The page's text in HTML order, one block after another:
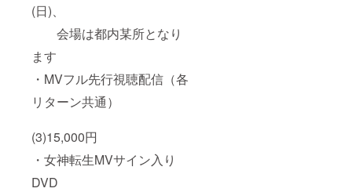
(日)、
会場は都内某所となり
ます
・MVフル先行視聴配信（各
リターン共通）
(3)15,000円
・女神転生MVサイン入り
DVD